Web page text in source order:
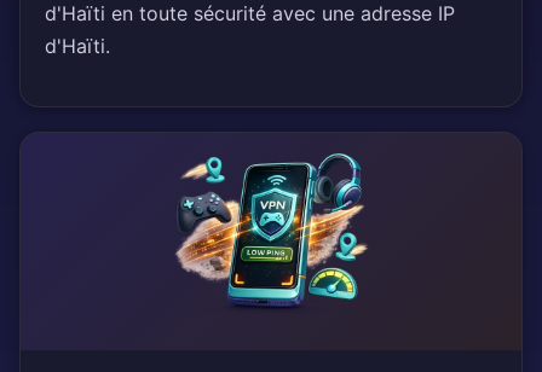
d'Haïti en toute sécurité avec une adresse IP
d'Haïti.